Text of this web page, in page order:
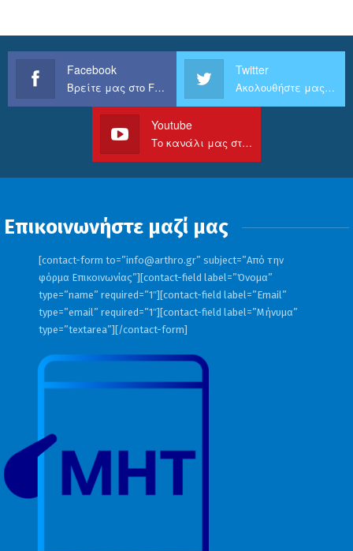
Facebook
Βρείτε μας στο Facebook
Twitter
Ακολουθήστε μας στο Twitter
Youtube
Το κανάλι μας στο Youtube
Επικοινωνήστε μαζί μας
[contact-form to=”info@arthro.gr” subject=”Από την
φόρμα Επικοινωνίας”][contact-field label=”Όνομα”
type=”name” required=”1″][contact-field label=”Email”
type=”email” required=”1″][contact-field label=”Μήνυμα”
type=”textarea”][/contact-form]